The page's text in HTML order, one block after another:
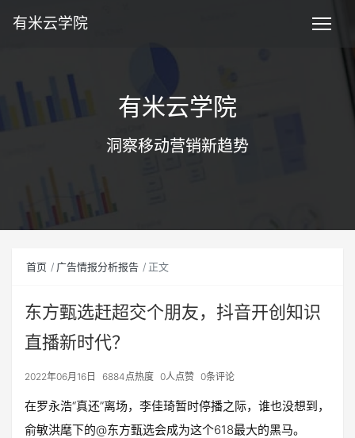
有米云学院
有米云学院
洞察移动营销新趋势
首页 广告情报分析报告 正文
东方甄选赶超交个朋友，抖音开创知识
直播新时代？
2022年06月16日 6884点热度 0人点赞 0条评论
在罗永浩“真还”离场，李佳琦暂时停播之际，谁也没想到，
俞敏洪麾下的@东方甄选会成为这个618最大的黑马。